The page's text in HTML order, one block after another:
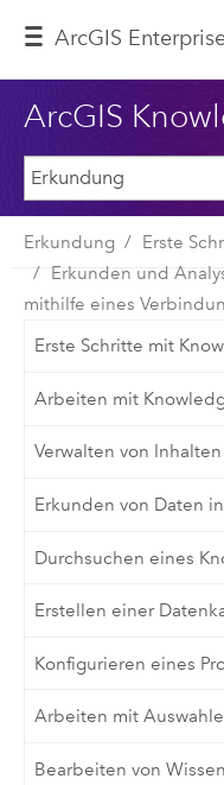
ArcGIS
ArcGIS
Erkundung
Erste
Erkunden und
mithilfe eines
Erste Schritte mit
Arbeiten mit
Verwalten von
Erkunden von Daten
Durchsuchen eines
Erstellen einer
Konfigurieren eines
Arbeiten mit
Bearbeiten von